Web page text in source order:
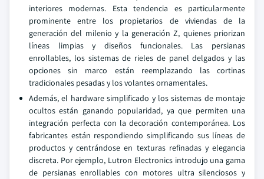
interiores modernas. Esta tendencia es particularmente
prominente entre los propietarios de viviendas de la
generación del milenio y la generación Z, quienes priorizan
líneas limpias y diseños funcionales. Las persianas
enrollables, los sistemas de rieles de panel delgados y las
opciones sin marco están reemplazando las cortinas
tradicionales pesadas y los volantes ornamentales.
Además, el hardware simplificado y los sistemas de montaje
ocultos están ganando popularidad, ya que permiten una
integración perfecta con la decoración contemporánea. Los
fabricantes están respondiendo simplificando sus líneas de
productos y centrándose en texturas refinadas y elegancia
discreta. Por ejemplo, Lutron Electronics introdujo una gama
de persianas enrollables con motores ultra silenciosos y